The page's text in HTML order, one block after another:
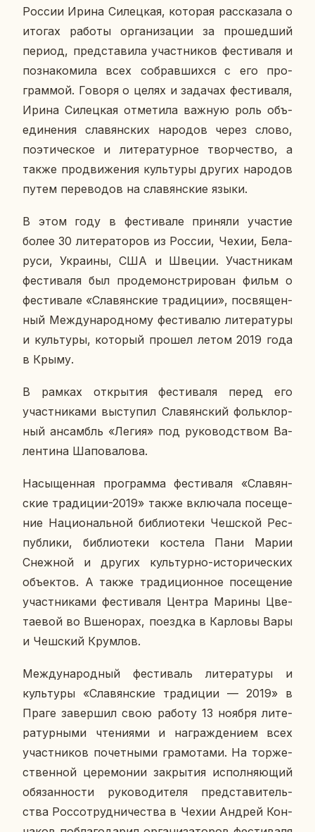
России Ирина Си­лец­кая, ко­то­рая рас­ска­за­ла о
итогах работы ор­га­ни­за­ции за про­шед­ший
период, пред­ста­ви­ла участ­ни­ков фе­сти­ва­ля и
по­зна­ко­ми­ла всех со­брав­ших­ся с его про­
грам­мой. Говоря о целях и за­да­чах фе­сти­ва­ля,
Ирина Си­лец­кая от­ме­ти­ла важную роль объ­
еди­не­ния сла­вян­ских на­ро­дов через слово,
по­э­ти­че­ское и ли­те­ра­тур­ное твор­че­ство, а
также про­дви­же­ния куль­ту­ры других на­ро­дов
путем пе­ре­во­дов на сла­вян­ские языки.
В этом году в фе­сти­ва­ле при­ня­ли уча­стие
более 30 ли­те­ра­то­ров из России, Чехии, Бе­ла­
ру­си, Укра­и­ны, США и Швеции. Участ­ни­кам
фе­сти­ва­ля был про­де­мон­стри­ро­ван фильм о
фе­сти­ва­ле «Сла­вян­ские тра­ди­ции», по­свя­щен­
ный Меж­ду­на­род­но­му фе­сти­ва­лю ли­те­ра­ту­ры
и куль­ту­ры, ко­то­рый прошел летом 2019 года
в Крыму.
В рамках от­кры­тия фе­сти­ва­ля перед его
участ­ни­ка­ми вы­сту­пил Сла­вян­ский фольк­лор­
ный ан­самбль «Легия» под ру­ко­вод­ством Ва­
лен­ти­на Ша­по­ва­ло­ва.
На­сы­щен­ная про­грам­ма фе­сти­ва­ля «Сла­вян­
ские тра­ди­ции-2019» также вклю­ча­ла по­се­ще­
ние На­ци­о­наль­ной биб­лио­те­ки Чеш­ской Рес­
пуб­ли­ки, биб­лио­те­ки ко­сте­ла Пани Марии
Снеж­ной и других куль­тур­но-ис­то­ри­че­ских
объ­ек­тов. А также тра­ди­ци­он­ное по­се­ще­ние
участ­ни­ка­ми фе­сти­ва­ля Центра Марины Цве­
та­е­вой во Вше­но­рах, по­езд­ка в Кар­ло­вы Вары
и Чеш­ский Крум­лов.
Меж­ду­на­род­ный фе­сти­валь ли­те­ра­ту­ры и
куль­ту­ры «Сла­вян­ские тра­ди­ции — 2019» в
Праге за­вер­шил свою работу 13 ноября ли­те­
ра­тур­ны­ми чте­ни­я­ми и на­граж­де­ни­ем всех
участ­ни­ков по­чет­ны­ми гра­мо­та­ми. На тор­же­
ствен­ной це­ре­мо­нии за­кры­тия ис­пол­ня­ю­щий
обя­зан­но­сти ру­ко­во­ди­те­ля пред­ста­ви­тель­
ства Рос­со­труд­ни­че­ства в Чехии Андрей Кон­